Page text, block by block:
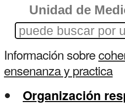
Unidad de
Información sobre
ensenanza y practica
Organización